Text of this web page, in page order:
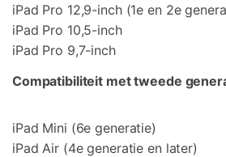
iPad Pro 12,9-inch (1e en 2e
iPad Pro 10,5-inch
iPad Pro 9,7-inch
Compatibiliteit met tweede
iPad Mini (6e generatie)
iPad Air (4e generatie en later)